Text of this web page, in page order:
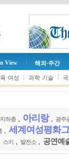
View 해외·주간
·여성 l 과학·기술 l
하층 아리랑
광주
세계여성평화
스키 발전소 공연예